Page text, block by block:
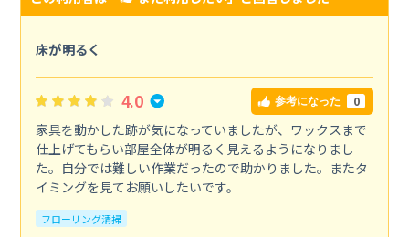
床が明るく
4.0 参考になった 0
家具を動かした跡が気になっていましたが、ワックスまで
仕上げてもらい部屋全体が明るく見えるようになりまし
た。自分では難しい作業だったので助かりました。またタ
イミングを見てお願いしたいです。
フローリング清掃